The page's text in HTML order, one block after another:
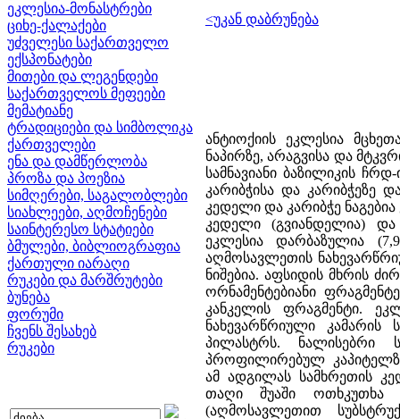
ეკლესია-მონასტრები
ციხე-ქალაქები
უძველესი საქართველო
ექსპონატები
მითები და ლეგენდები
საქართველოს მეფეები
მემატიანე
ტრადიციები და სიმბოლიკა
ქართველები
ენა და დამწერლობა
პროზა და პოეზია
სიმღერები, საგალობლები
სიახლეები, აღმოჩენები
საინტერესო სტატიები
ბმულები, ბიბლიოგრაფია
ქართული იარაღი
რუკები და მარშრუტები
ბუნება
ფორუმი
ჩვენს შესახებ
რუკები
<უკან დაბრუნება
ანტიოქიის ეკლესია
ნაპირზე, არაგვისა და
სამნავიანი ბაზილიკის
კარიბჭისა და კარიბჭეზე
კედელი და კარიბჭე
კედელი (გვიანდელია)
ეკლესია დარბაზულია
აღმოსავლეთის
ნიშებია. აფსიდის მხრის
ორნამენტებიანი
კანკელის ფრაგმენტი.
ნახევარწრიული
პილასტრს. ნალისებრი
პროფილირებულ
ამ ადგილას სამხრეთის
თაღი შუაში ოთხკუთხა
(აღმოსავლეთით